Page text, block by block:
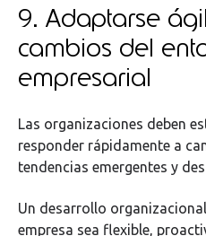
9. Adaptarse
cambios del
empresarial
Las organizaciones deben
responder rápidamente a
tendencias emergentes y
Un desarrollo
empresa sea flexible,